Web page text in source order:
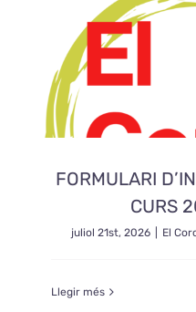
FORMULARI
CURS
juliol 21st, 2026 El
Llegir més